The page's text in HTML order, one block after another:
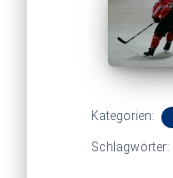
Kategorien:
Schlagwörter: